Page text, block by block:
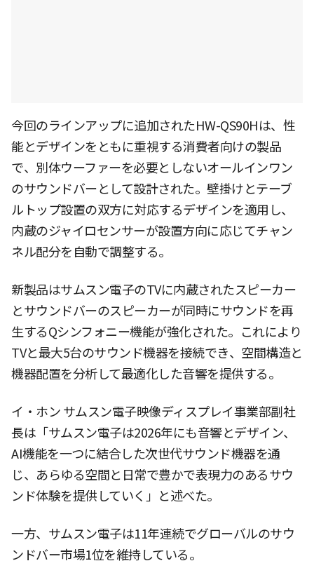
今回のラインアップに追加されたHW-QS90Hは、性
能とデザインをともに重視する消費者向けの製品
で、別体ウーファーを必要としないオールインワン
のサウンドバーとして設計された。壁掛けとテーブ
ルトップ設置の双方に対応するデザインを適用し、
内蔵のジャイロセンサーが設置方向に応じてチャン
ネル配分を自動で調整する。
新製品はサムスン電子のTVに内蔵されたスピーカー
とサウンドバーのスピーカーが同時にサウンドを再
生するQシンフォニー機能が強化された。これにより
TVと最大5台のサウンド機器を接続でき、空間構造と
機器配置を分析して最適化した音響を提供する。
イ・ホン サムスン電子映像ディスプレイ事業部副社
長は「サムスン電子は2026年にも音響とデザイン、
AI機能を一つに結合した次世代サウンド機器を通
じ、あらゆる空間と日常で豊かで表現力のあるサウ
ンド体験を提供していく」と述べた。
一方、サムスン電子は11年連続でグローバルのサウ
ンドバー市場1位を維持している。